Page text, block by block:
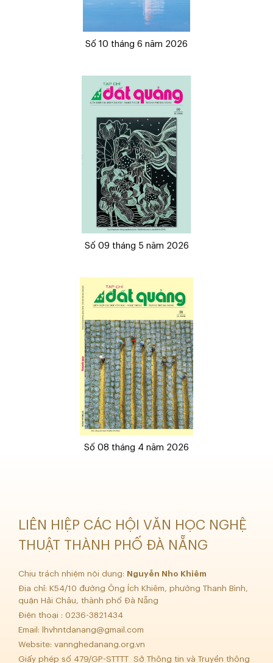
Số 10 tháng 6 năm 2026
Số 09 tháng 5 năm 2026
Số 08 tháng 4 năm 2026
LIÊN HIỆP CÁC HỘI VĂN HỌC NGHỆ
THUẬT THÀNH PHỐ ĐÀ NẴNG
Chịu trách nhiệm nội dung: Nguyễn Nho Khiêm
Địa chỉ: K54/10 đường Ông Ích Khiêm, phường Thanh Bình,
quận Hải Châu, thành phố Đà Nẵng
Điện thoại : 0236-3821434
Email:
lhvhntdanang@gmail.com
Website: vannghedanang.org.vn
Giấy phép số 479/GP-STTTT Sở Thông tin và Truyền thông